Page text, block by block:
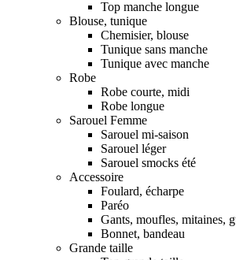
Top manche longue
Blouse, tunique
Chemisier, blouse
Tunique sans manche
Tunique avec manche
Robe
Robe courte, midi
Robe longue
Sarouel Femme
Sarouel mi-saison
Sarouel léger
Sarouel smocks été
Accessoire
Foulard, écharpe
Paréo
Gants, moufles, mitaines,
Bonnet, bandeau
Grande taille